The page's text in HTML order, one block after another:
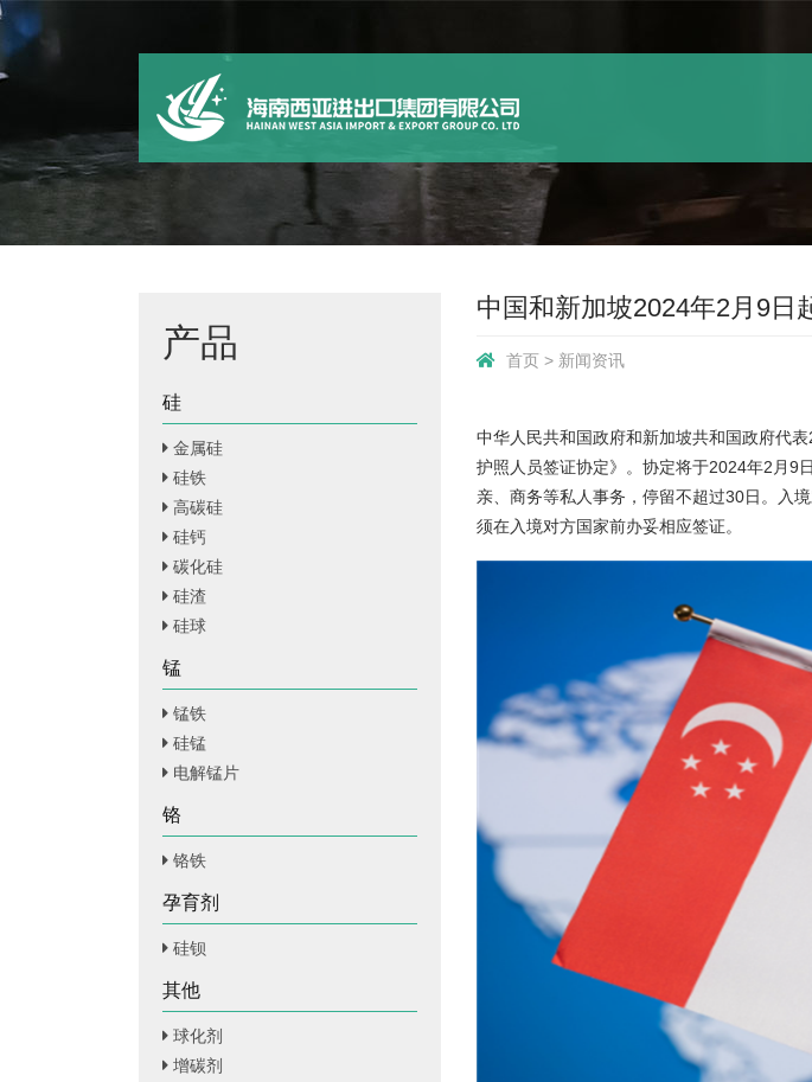
中国和新加坡2024年2月9日
首页 > 新闻资讯
中华人民共和国政府和新加坡共和国政府代
护照人员签证协定》。协定将于2024年2月9
亲、商务等私人事务，停留不超过30日。入
须在入境对方国家前办妥相应签证。
产品
硅
金属硅
硅铁
高碳硅
硅钙
碳化硅
硅渣
硅球
锰
锰铁
硅锰
电解锰片
铬
铬铁
孕育剂
硅钡
其他
球化剂
增碳剂